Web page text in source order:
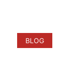
BLOG